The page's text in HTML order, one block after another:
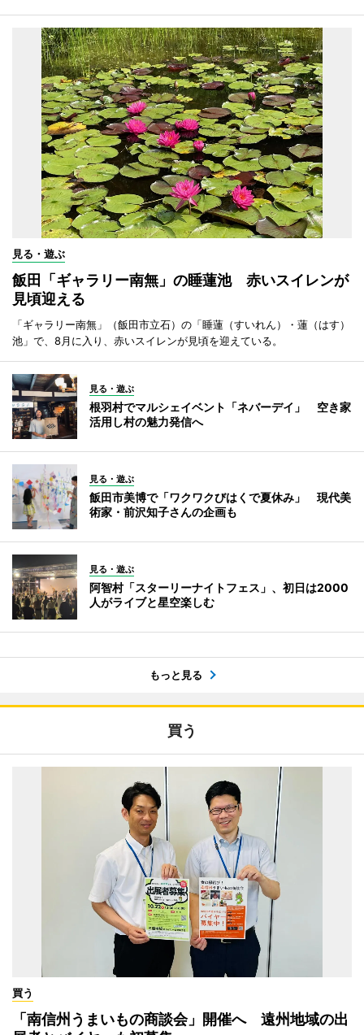
見る・遊ぶ
飯田「ギャラリー南無」の睡蓮池 赤いスイレンが
見頃迎える
「ギャラリー南無」（飯田市立石）の「睡蓮（すいれん）・蓮（はす）
池」で、8月に入り、赤いスイレンが見頃を迎えている。
見る・遊ぶ
根羽村でマルシェイベント「ネバーデイ」 空き家
活用し村の魅力発信へ
見る・遊ぶ
飯田市美博で「ワクワクびはくで夏休み」 現代美
術家・前沢知子さんの企画も
見る・遊ぶ
阿智村「スターリーナイトフェス」、初日は2000
人がライブと星空楽しむ
もっと見る
買う
買う
「南信州うまいもの商談会」開催へ 遠州地域の出